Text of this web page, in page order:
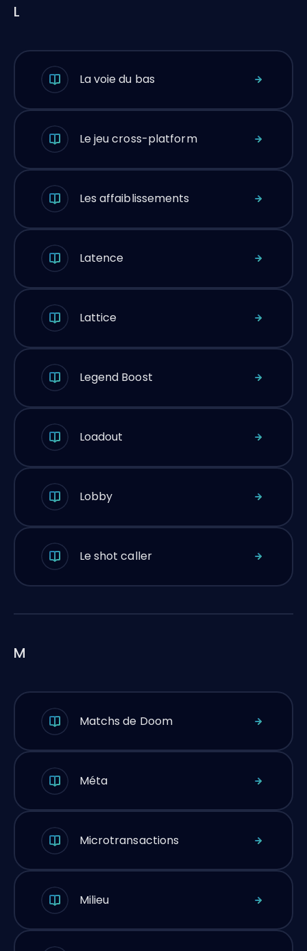
L
La voie du bas
Le jeu cross-platform
Les affaiblissements
Latence
Lattice
Legend Boost
Loadout
Lobby
Le shot caller
M
Matchs de Doom
Méta
Microtransactions
Milieu